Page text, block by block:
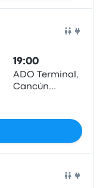
19:00
ADO Terminal,
Cancún